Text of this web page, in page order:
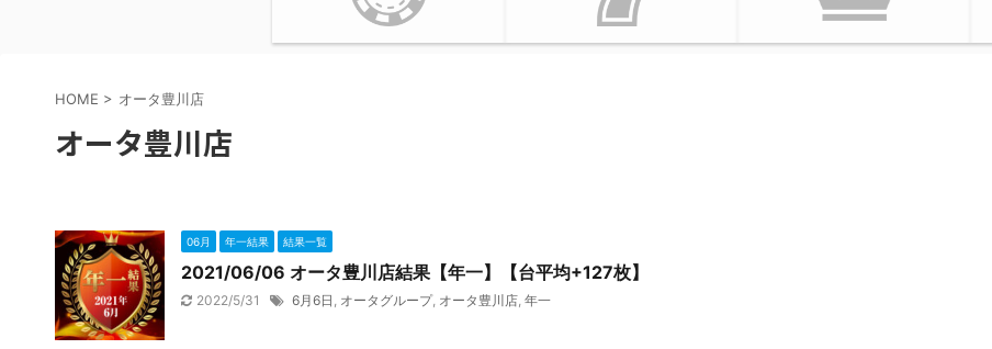
HOME > オータ豊川店
オータ豊川店
06月 年一結果 結果一覧
2021/06/06 オータ豊川店結果【年一】【台平均+127枚】
2022/5/31 6月6日 , オータグループ, オータ豊川店, 年一